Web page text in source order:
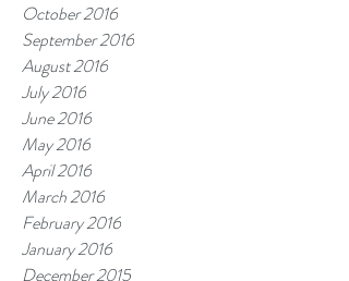
October 2016
September 2016
August 2016
July 2016
June 2016
May 2016
April 2016
March 2016
February 2016
January 2016
December 2015